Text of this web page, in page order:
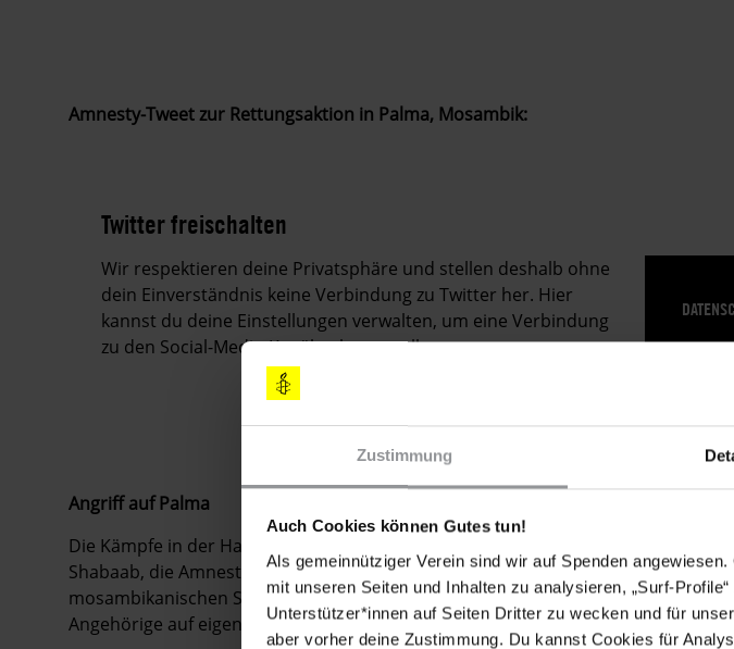
Zustimmung
Auch Cookies können Gutes tun!
Als gemeinnütziger Verein sind wir auf Spenden
mit unseren Seiten und Inhalten zu analysieren, „Surf-
Unterstützer*innen auf Seiten Dritter zu wecken und für
aber vorher deine Zustimmung. Du kannst Cookies für
Amnesty-Tweet zur Rettungsaktion in Palma, Mosambik:
Twitter freischalten
Wir respektieren deine Privatsphäre und stellen deshalb ohne
dein Einverständnis keine Verbindung zu Twitter her. Hier
kannst du deine Einstellungen verwalten, um eine Verbindung
zu den Social-Media-Kanälen herzustellen.
Angriff auf Palma
Die Kämpfe in der Hafenstadt Palma folgten einem ähnlichen Muster wie frühere
Shabaab, die Amnesty International untersucht hat: Nach Beginn des Angriffs
mosambikanischen Sicherheitskräfte die Zivilbevölkerung nicht beschützen und
Angehörige auf eigene Faust agierten.